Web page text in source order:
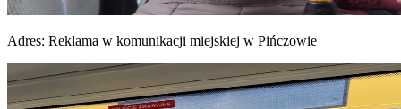
Adres: Reklama w komunikacji miejskiej w Pińczowie